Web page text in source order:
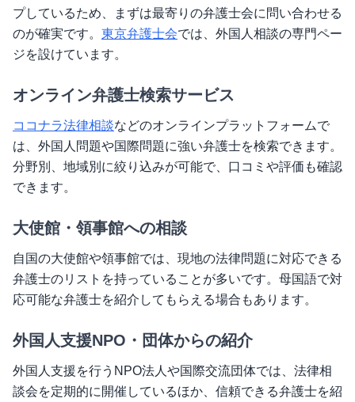
プしているため、まずは最寄りの弁護士会に問い合わせる
のが確実です。 東京弁護士会では、外国人相談の専門ペー
ジを設けています。
オンライン弁護士検索サービス
ココナラ法律相談などのオンラインプラットフォームで
は、外国人問題や国際問題に強い弁護士を検索できます。
分野別、地域別に絞り込みが可能で、口コミや評価も確認
できます。
大使館・領事館への相談
自国の大使館や領事館では、現地の法律問題に対応できる
弁護士のリストを持っていることが多いです。母国語で対
応可能な弁護士を紹介してもらえる場合もあります。
外国人支援NPO・団体からの紹介
外国人支援を行うNPO法人や国際交流団体では、法律相
談会を定期的に開催しているほか、信頼できる弁護士を紹